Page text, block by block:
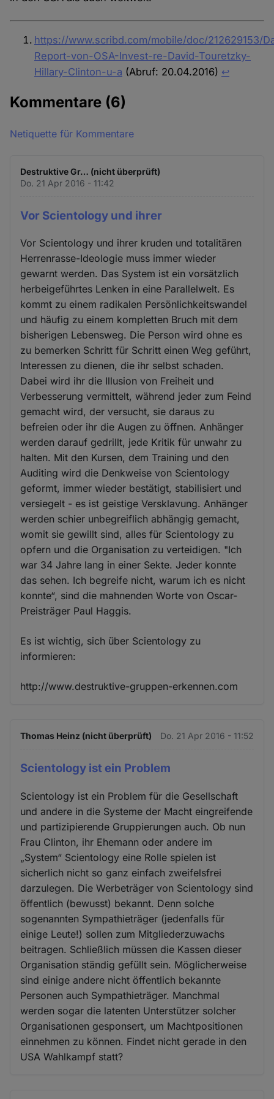
https://www.scribd.com/mobile/doc/212629153/
Report-von-OSA-Invest-re-David-Touretzky-
Hillary-Clinton-u-a (Abruf: 20.04.2016) ↩︎
Kommentare (6)
Netiquette für Kommentare
Destruktive Gr… (nicht überprüft)
Do. 21 Apr 2016 - 11:42
Vor Scientology und ihrer
Vor Scientology und ihrer kruden und totalitären
Herrenrasse-Ideologie muss immer wieder
gewarnt werden. Das System ist ein vorsätzlich
herbeigeführtes Lenken in eine Parallelwelt. Es
kommt zu einem radikalen Persönlichkeitswandel
und häufig zu einem kompletten Bruch mit dem
bisherigen Lebensweg. Die Person wird ohne es
zu bemerken Schritt für Schritt einen Weg geführt,
Interessen zu dienen, die ihr selbst schaden.
Dabei wird ihr die Illusion von Freiheit und
Verbesserung vermittelt, während jeder zum Feind
gemacht wird, der versucht, sie daraus zu
befreien oder ihr die Augen zu öffnen. Anhänger
werden darauf gedrillt, jede Kritik für unwahr zu
halten. Mit den Kursen, dem Training und den
Auditing wird die Denkweise von Scientology
geformt, immer wieder bestätigt, stabilisiert und
versiegelt - es ist geistige Versklavung. Anhänger
werden schier unbegreiflich abhängig gemacht,
womit sie gewillt sind, alles für Scientology zu
opfern und die Organisation zu verteidigen. "Ich
war 34 Jahre lang in einer Sekte. Jeder konnte
das sehen. Ich begreife nicht, warum ich es nicht
konnte“, sind die mahnenden Worte von Oscar-
Preisträger Paul Haggis.
Es ist wichtig, sich über Scientology zu
informieren:
http://www.destruktive-gruppen-erkennen.com
Thomas Heinz (nicht überprüft) Do. 21 Apr 2016 - 11:52
Scientology ist ein Problem
Scientology ist ein Problem für die Gesellschaft
und andere in die Systeme der Macht eingreifende
und partizipierende Gruppierungen auch. Ob nun
Frau Clinton, ihr Ehemann oder andere im
„System“ Scientology eine Rolle spielen ist
sicherlich nicht so ganz einfach zweifelsfrei
darzulegen. Die Werbeträger von Scientology sind
öffentlich (bewusst) bekannt. Denn solche
sogenannten Sympathieträger (jedenfalls für
einige Leute!) sollen zum Mitgliederzuwachs
beitragen. Schließlich müssen die Kassen dieser
Organisation ständig gefüllt sein. Möglicherweise
sind einige andere nicht öffentlich bekannte
Personen auch Sympathieträger. Manchmal
werden sogar die latenten Unterstützer solcher
Organisationen gesponsert, um Machtpositionen
einnehmen zu können. Findet nicht gerade in den
USA Wahlkampf statt?